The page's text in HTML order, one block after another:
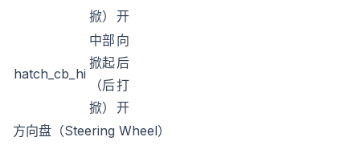
掀） 开
hatch_cb_hi
中部
掀起
（后
掀）
向
后
打
开
方向盘（Steering Wheel）